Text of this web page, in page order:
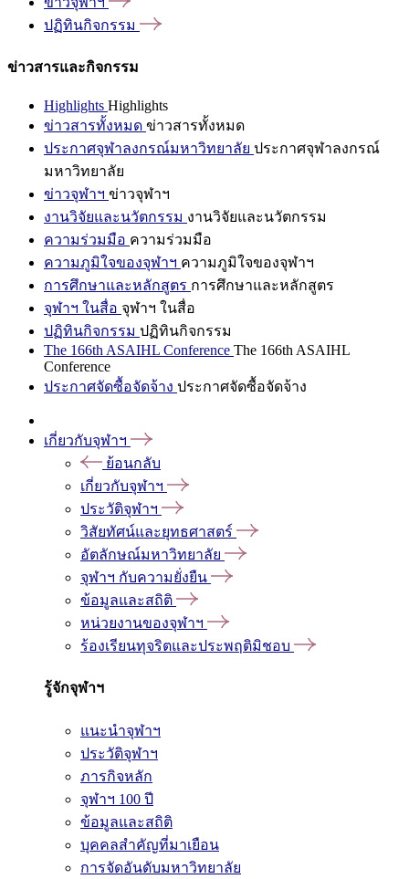
ปฏิทินกิจกรรม
ข่าวสารและกิจกรรม
Highlights Highlights
ข่าวสารทั้งหมด ข่าวสารทั้งหมด
ประกาศจุฬาลงกรณ์มหาวิทยาลัย ประกาศจุฬาลงกรณ์
มหาวิทยาลัย
ข่าวจุฬาฯ ข่าวจุฬาฯ
งานวิจัยและนวัตกรรม งานวิจัยและนวัตกรรม
ความร่วมมือ ความร่วมมือ
ความภูมิใจของจุฬาฯ ความภูมิใจของจุฬาฯ
การศึกษาและหลักสูตร การศึกษาและหลักสูตร
จุฬาฯ ในสื่อ จุฬาฯ ในสื่อ
ปฏิทินกิจกรรม ปฏิทินกิจกรรม
The 166th ASAIHL Conference The 166th ASAIHL
Conference
ประกาศจัดซื้อจัดจ้าง ประกาศจัดซื้อจัดจ้าง
เกี่ยวกับจุฬาฯ
ย้อนกลับ
เกี่ยวกับจุฬาฯ
ประวัติจุฬาฯ
วิสัยทัศน์และยุทธศาสตร์
อัตลักษณ์มหาวิทยาลัย
จุฬาฯ กับความยั่งยืน
ข้อมูลและสถิติ
หน่วยงานของจุฬาฯ
ร้องเรียนทุจริตและประพฤติมิชอบ
รู้จักจุฬาฯ
แนะนำจุฬาฯ
ประวัติจุฬาฯ
ภารกิจหลัก
จุฬาฯ 100 ปี
ข้อมูลและสถิติ
บุคคลสำคัญที่มาเยือน
การจัดอันดับมหาวิทยาลัย